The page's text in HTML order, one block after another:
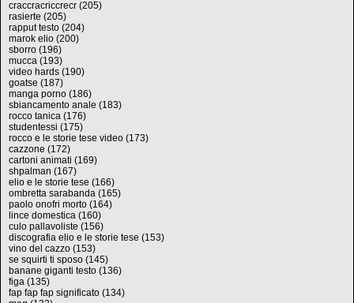
craccracriccrecr (205)
rasierte (205)
rapput testo (204)
marok elio (200)
sborro (196)
mucca (193)
video hards (190)
goatse (187)
manga porno (186)
sbiancamento anale (183)
rocco tanica (176)
studentessi (175)
rocco e le storie tese video (173)
cazzone (172)
cartoni animati (169)
shpalman (167)
elio e le storie tese (166)
ombretta sarabanda (165)
paolo onofri morto (164)
lince domestica (160)
culo pallavoliste (156)
discografia elio e le storie tese (153)
vino del cazzo (153)
se squirti ti sposo (145)
banane giganti testo (136)
figa (135)
fap fap fap significato (134)